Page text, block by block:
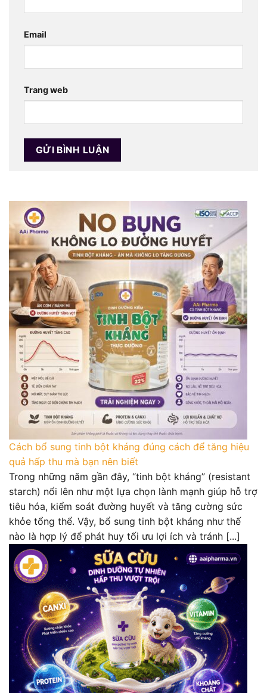
Email
Trang web
Cách bổ sung tinh bột kháng đúng cách để tăng hiệu
quả hấp thu mà bạn nên biết
Trong những năm gần đây, “tinh bột kháng” (resistant
starch) nổi lên như một lựa chọn lành mạnh giúp hỗ trợ
tiêu hóa, kiểm soát đường huyết và tăng cường sức
khỏe tổng thể. Vậy, bổ sung tinh bột kháng như thế
nào là hợp lý để phát huy tối ưu lợi ích và tránh [...]